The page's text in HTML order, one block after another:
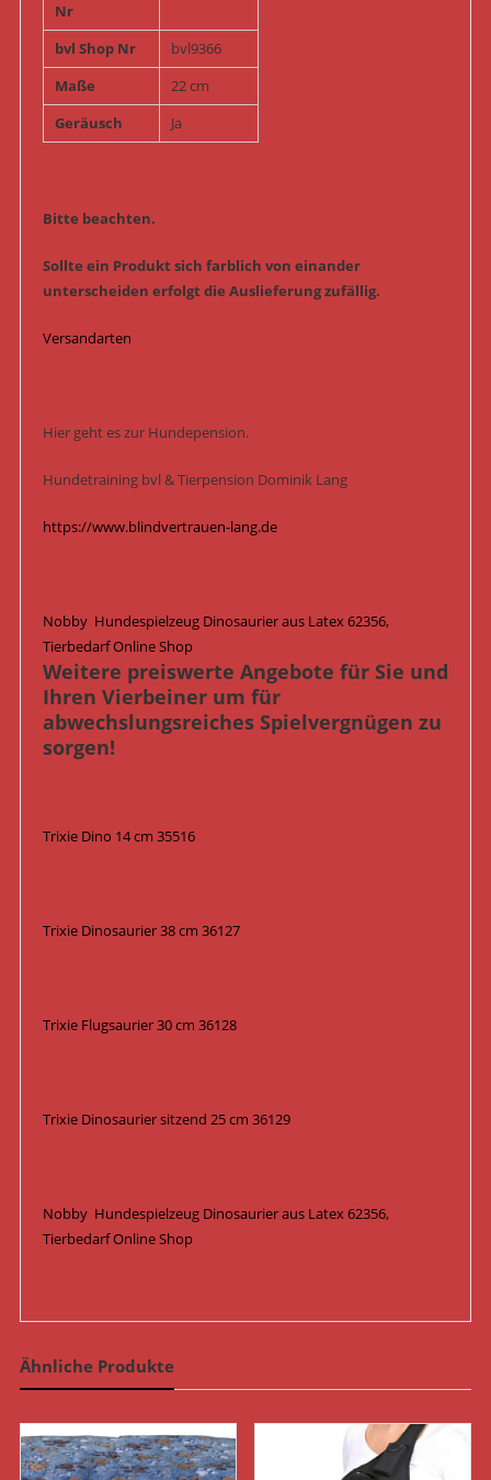
Nr
bvl Shop Nr
bvl9366
Maße
22 cm
Geräusch
Ja
Bitte beachten.
Sollte ein Produkt sich farblich von einander
unterscheiden erfolgt die Auslieferung zufällig.
Versandarten
Hier geht es zur Hundepension.
Hundetraining bvl & Tierpension Dominik Lang
https://www.blindvertrauen-lang.de
Nobby Hundespielzeug Dinosaurier aus Latex 62356,
Tierbedarf Online Shop
Weitere preiswerte Angebote für Sie und
Ihren Vierbeiner um für
abwechslungsreiches Spielvergnügen zu
sorgen!
Trixie Dino 14 cm 35516
Trixie Dinosaurier 38 cm 36127
Trixie Flugsaurier 30 cm 36128
Trixie Dinosaurier sitzend 25 cm 36129
Nobby Hundespielzeug Dinosaurier aus Latex 62356,
Tierbedarf Online Shop
Ähnliche Produkte